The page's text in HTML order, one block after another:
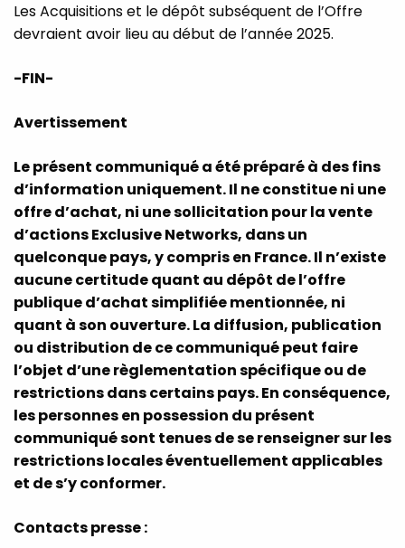
Les Acquisitions et le dépôt subséquent de l’Offre
devraient avoir lieu au début de l’année 2025.
-FIN-
Avertissement
Le présent communiqué a été préparé à des fins
d’information uniquement. Il ne constitue ni une
offre d’achat, ni une sollicitation pour la vente
d’actions Exclusive Networks, dans un
quelconque pays, y compris en France. Il n’existe
aucune certitude quant au dépôt de l’offre
publique d’achat simplifiée mentionnée, ni
quant à son ouverture. La diffusion, publication
ou distribution de ce communiqué peut faire
l’objet d’une règlementation spécifique ou de
restrictions dans certains pays. En conséquence,
les personnes en possession du présent
communiqué sont tenues de se renseigner sur les
restrictions locales éventuellement applicables
et de s’y conformer.
Contacts presse :